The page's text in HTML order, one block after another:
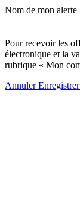
Nom de mon alerte
Pour recevoir les
électronique et la
rubrique « Mon
Annuler